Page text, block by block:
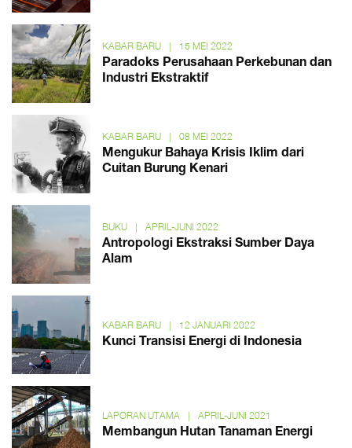
KABAR BARU | 15 MEI 2022
Paradoks Perusahaan Perkebunan dan
Industri Ekstraktif
KABAR BARU | 08 MEI 2022
Mengukur Bahaya Krisis Iklim dari
Cuitan Burung Kenari
BUKU | APRIL-JUNI 2022
Antropologi Ekstraksi Sumber Daya
Alam
KABAR BARU | 12 JANUARI 2022
Kunci Transisi Energi di Indonesia
LAPORAN UTAMA | APRIL-JUNI 2021
Membangun Hutan Tanaman Energi